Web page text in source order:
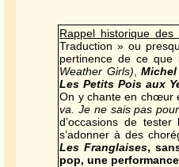
Rappel historique des
Traduction » ou
pertinence de ce que
Weather Girls) ,
Les Petits Pois aux
On y chante en chœur
va. Je ne sais pas
d’occasions de
s’adonner à des
Les Franglaises,
pop, une